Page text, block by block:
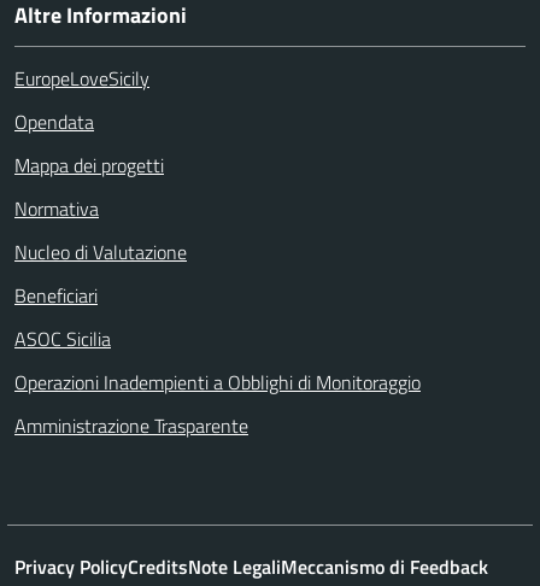
Altre Informazioni
EuropeLoveSicily
Opendata
Mappa dei progetti
Normativa
Nucleo di Valutazione
Beneficiari
ASOC Sicilia
Operazioni Inadempienti a Obblighi di Monitoraggio
Amministrazione Trasparente
Privacy PolicyCreditsNote LegaliMeccanismo di Feedback